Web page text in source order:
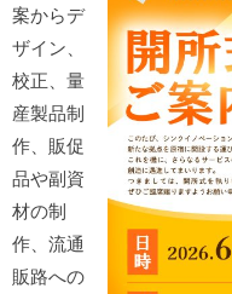
案からデ
ザイン、
校正、量
産製品制
作、販促
品や副資
材の制
作、流通
販路への